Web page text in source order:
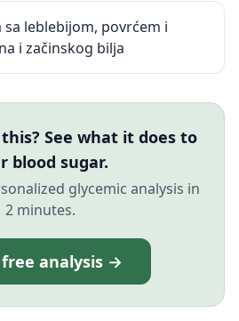
leblebijom, povrćem i
i začinskog bilja
See what it does to
blood sugar.
glycemic analysis in
2 minutes.
analysis →